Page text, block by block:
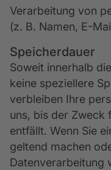
Verarbeitung von
(z. B. Namen, E-
Speicherdauer
Soweit innerhalb
keine speziellere
verbleiben Ihre
uns, bis der Zweck
entfällt. Wenn Sie
geltend machen
Datenverarbeitung